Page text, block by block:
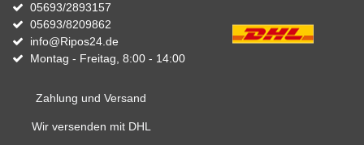
05693/2893157
05693/8209862
info@Ripos24.de
Montag - Freitag, 8:00 - 14:00
Zahlung und Versand
Wir versenden mit DHL